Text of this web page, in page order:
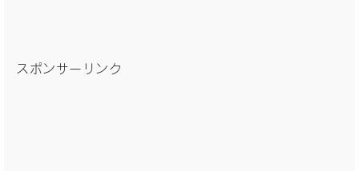
スポンサーリンク